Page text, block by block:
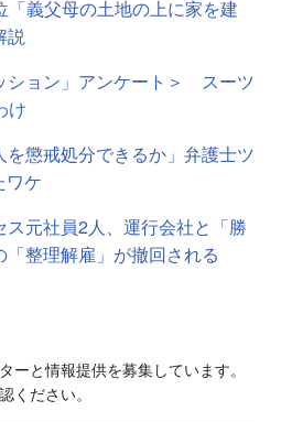
「義父母の土地の上に家を建
説
ション」アンケート＞ スーツ
け
を懲戒処分できるか」弁護士ツ
ワケ
元社員2人、運行会社と「勝
整理解雇」が撤回される
ーと情報提供を募集しています。
ください。